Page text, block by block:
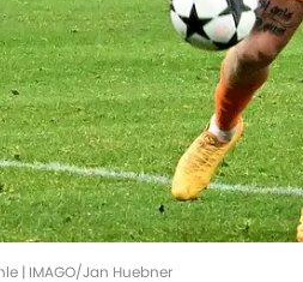
| IMAGO/Jan Huebner